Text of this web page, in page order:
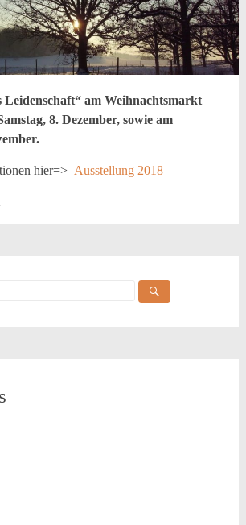
am Weihnachtsmarkt
8. Dezember, sowie am
hier=> Ausstellung 2018